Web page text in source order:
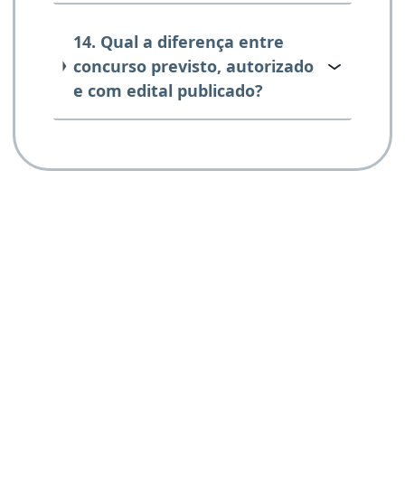
14. Qual a diferença entre
concurso previsto, autorizado
e com edital publicado?